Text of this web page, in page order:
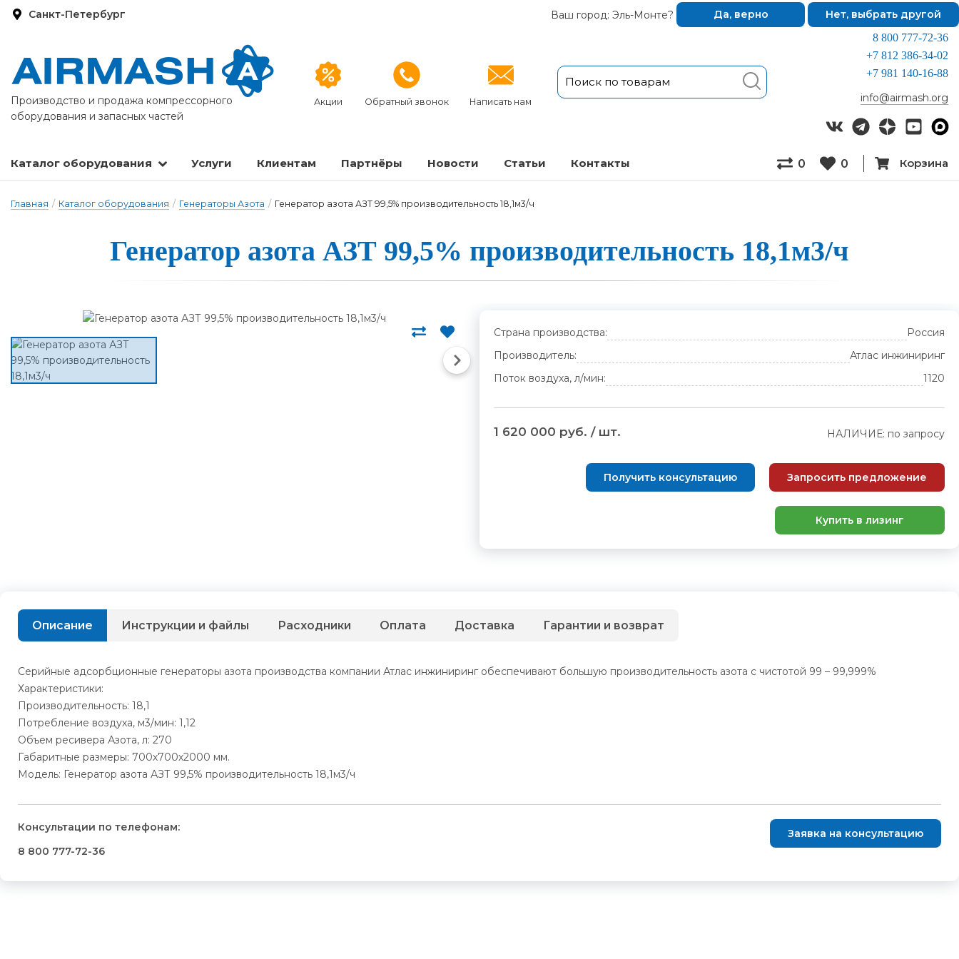
Санкт-Петербург Ваш город: Эль-Монте? Да, верно Нет, выбрать другой
Производство и продажа компрессорного
оборудования и запасных частей
Акции Обратный звонок Написать нам
8 800 777-72-36
+7 812 386-34-02
+7 981 140-16-88
info@airmash.org
Каталог оборудования Услуги Клиентам Партнёры Новости Статьи Кон­так­ты 0 0 Корзина
Главная / Каталог оборудования / Генераторы Азота / Генератор азота АЗТ 99,5% производительность 18,1м3/ч
Генера­тор а­зо­та АЗТ 99,5% про­из­во­ди­тель­ность 18,1м3/ч
Страна производства:
Россия
Производитель:
Атлас инжиниринг
Поток воздуха, л/мин:
1120
1 620 000 руб. / шт. НАЛИЧИЕ: по запросу
Получить консультацию Запросить предложение
Купить в лизинг
Описание
Серийные адсорбционные генераторы азота производства компании Атлас инжиниринг обеспечивают большую производительность азота с чистотой 99 – 99,999%
Характеристики:
Производительность: 18,1
Потребление воздуха, м3/мин: 1,12
Объем ресивера Азота, л: 270
Габаритные размеры: 700х700х2000 мм.
Модель: Генератор азота АЗТ 99,5% производительность 18,1м3/ч
Инструкции и файлы Расходники Оплата Доставка Гарантии и возврат
Консультации по телефонам:
8 800 777-72-36
Заявка на консультацию